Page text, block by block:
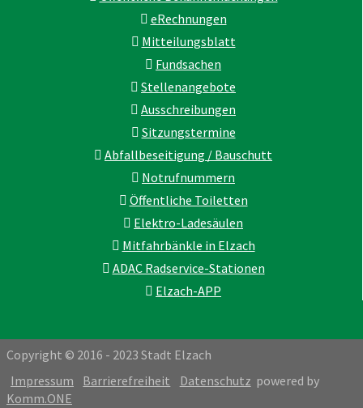
eRechnungen
Mitteilungsblatt
Fundsachen
Stellenangebote
Ausschreibungen
Sitzungstermine
Abfallbeseitigung / Bauschutt
Notrufnummern
Öffentliche Toiletten
Elektro-Ladesäulen
Mitfahrbänkle in Elzach
ADAC Radservice-Stationen
Elzach-APP
Copyright © 2016 - 2023 Stadt Elzach
Impressum
Barrierefreiheit Datenschutz powered by
Komm.ONE